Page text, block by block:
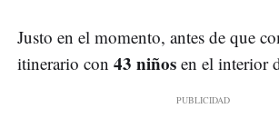
Justo en el momento, antes de que
itinerario con 43 niños en el interior